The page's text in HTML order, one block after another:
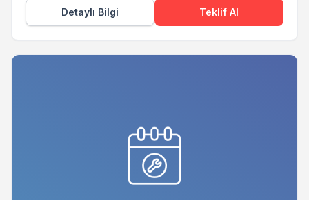
Detaylı Bilgi Teklif Al